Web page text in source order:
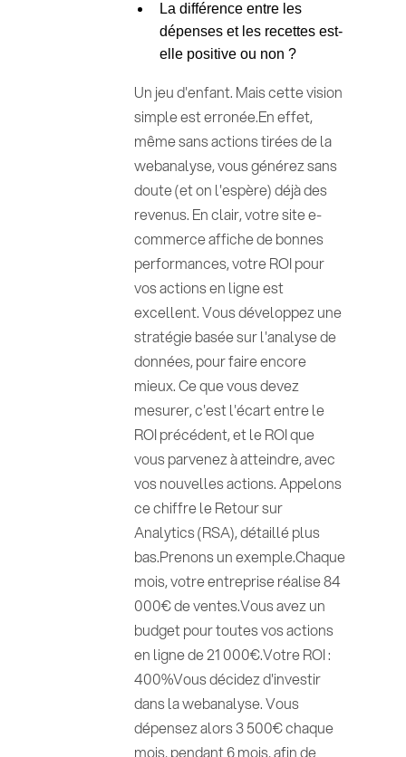
La différence entre les
dépenses et les recettes est-
elle positive ou non ?
Un jeu d'enfant. Mais cette vision
simple est erronée.En effet,
même sans actions tirées de la
webanalyse, vous générez sans
doute (et on l'espère) déjà des
revenus. En clair, votre site e-
commerce affiche de bonnes
performances, votre ROI pour
vos actions en ligne est
excellent. Vous développez une
stratégie basée sur l'analyse de
données, pour faire encore
mieux. Ce que vous devez
mesurer, c'est l'écart entre le
ROI précédent, et le ROI que
vous parvenez à atteindre, avec
vos nouvelles actions. Appelons
ce chiffre le Retour sur
Analytics (RSA), détaillé plus
bas.Prenons un exemple.Chaque
mois, votre entreprise réalise 84
000€ de ventes.Vous avez un
budget pour toutes vos actions
en ligne de 21 000€.Votre ROI :
400%Vous décidez d'investir
dans la webanalyse. Vous
dépensez alors 3 500€ chaque
mois, pendant 6 mois, afin de